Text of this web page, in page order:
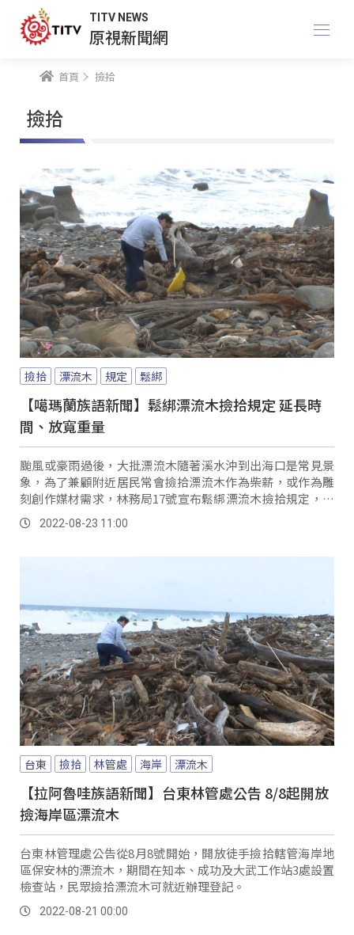
TITV NEWS
原視新聞網
首頁 撿拾
撿拾
撿拾 漂流木 規定 鬆綁
【噶瑪蘭族語新聞】鬆綁漂流木撿拾規定 延長時
間、放寬重量
颱風或豪雨過後，大批漂流木隨著溪水沖到出海口是常見景
象，為了兼顧附近居民常會撿拾漂流木作為柴薪，或作為雕
刻創作媒材需求，林務局17號宣布鬆綁漂流木撿拾規定，今
年5月修訂撿拾時間，從原本一個月，延長為從指定日到下次
颱風警報或豪雨特報為止，而109年修訂規模不論是否為貴
2022-08-23 11:00
台東 撿拾 林管處 海岸 漂流木
【拉阿魯哇族語新聞】台東林管處公告 8/8起開放
撿海岸區漂流木
台東林管理處公告從8月8號開始，開放徒手撿拾轄管海岸地
區保安林的漂流木，期間在知本、成功及大武工作站3處設置
檢查站，民眾撿拾漂流木可就近辦理登記。
2022-08-21 00:00